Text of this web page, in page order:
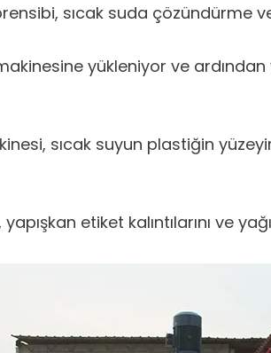
sıcak suda
yükleniyor ve
sıcak suyun plastiğin
etiket kalıntılarını ve